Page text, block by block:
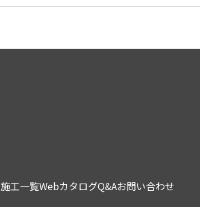
施工一覧WebカタログQ&Aお問い合わせ